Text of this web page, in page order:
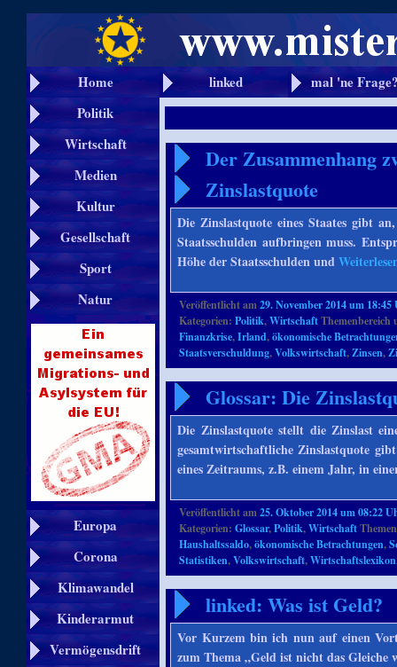
Home linked
mal 'ne
Politik
Wirtschaft
Medien
Kultur
Gesellschaft
Sport
Natur
Europa
Corona
Klimawandel
Kinderarmut
Vermögensdrift
Der Zusammenhang
Zinslastquote
Die Zinslastquote eines Staates gibt
Staatsschulden aufbringen muss.
Höhe der Staatsschulden und
Veröffentlicht am29. November 2014 um 18:45
Kategorien:Politik,Wirtschaft
Finanzkrise,Irland,ökonomische
Staatsverschuldung,Volkswirtschaft,Zinsen,
Glossar: Die
Die Zinslastquote stellt die Zinslast
gesamtwirtschaftliche Zinslastquote
eines Zeitraums, z.B. einem Jahr, in
Veröffentlicht am25. Oktober 2014 um 08:22
Kategorien:Glossar,Politik,Wirtschaft
Haushaltssaldo,ökonomische Betrachtungen,
Statistiken,Volkswirtschaft,Wirtschaftslexikon
linked: Was ist Geld?
Vor Kurzem bin ich nun auf einen
zum Thema „Geld ist nicht das Gleiche